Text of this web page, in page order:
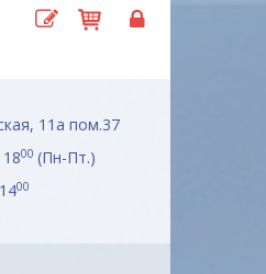
11а пом.37
00 (Пн-Пт.)
00